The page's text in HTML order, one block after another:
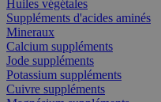
Huiles végétales
Suppléments d'acides aminés
Mineraux
Calcium suppléments
Jode suppléments
Potassium suppléments
Cuivre suppléments